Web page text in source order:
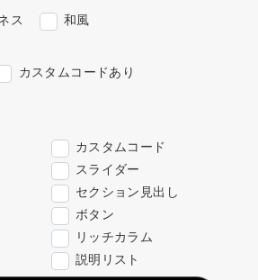
ス
和風
カスタムコードあり
カスタムコード
スライダー
セクション見出し
ボタン
リッチカラム
説明リスト